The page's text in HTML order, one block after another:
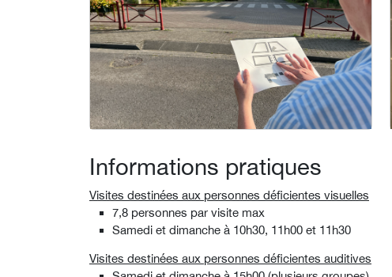
Informations pratiques
Visites destinées aux personnes déficientes visuelles
7,8 personnes par visite max
Samedi et dimanche à 10h30, 11h00 et 11h30
Visites destinées aux personnes déficientes auditives